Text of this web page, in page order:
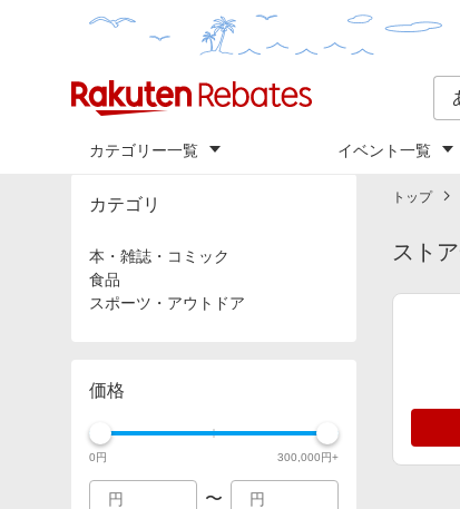
カテゴリー一覧 イベント一覧
カテゴリ
本・雑誌・コミック
食品
スポーツ・アウトドア
価格
0円 300,000円+
〜
トップ
スト